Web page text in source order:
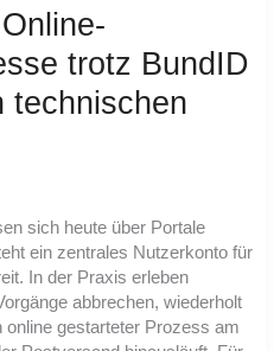
trotz BundID
technischen
sich heute über Portale
ein zentrales Nutzerkonto für
In der Praxis erleben
abbrechen, wiederholt
online gestarteter Prozess am